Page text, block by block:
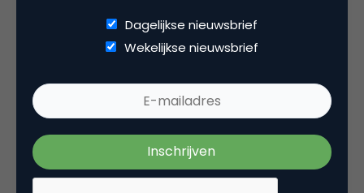
Gemius Audience ,TNS Russia
Update : lees over de sociale media in Rusland
in ons
nieuwe artikel op Marketingfats.
Dagelijkse nieuwsbrief
Wekelijkse nieuwsbrief